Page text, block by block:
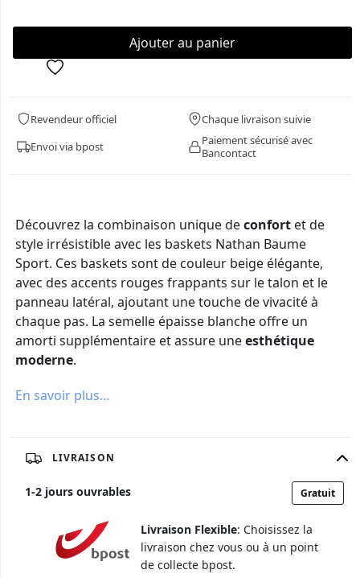
Revendeur officiel
Chaque livraison suivie
Envoi via bpost
Paiement sécurisé avec
Bancontact
Découvrez la combinaison unique deconfort et de
style irrésistible avec les baskets Nathan Baume
Sport. Ces baskets sont de couleur beige élégante,
avec des accents rouges frappants sur le talon et le
panneau latéral, ajoutant une touche de vivacité à
chaque pas. La semelle épaisse blanche offre un
amorti supplémentaire et assure uneesthétique
moderne.
En savoir plus…
LIVRAISON
1-2 jours ouvrables Gratuit
Livraison Flexible: Choisissez la
livraison chez vous ou à un point
de collecte bpost.